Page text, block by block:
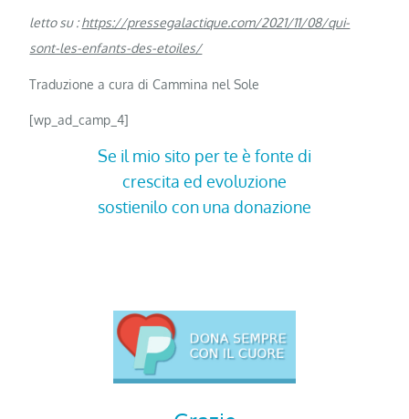
letto su :https://pressegalactique.com/2021/11/08/qui-
sont-les-enfants-des-etoiles/
Traduzione a cura di Cammina nel Sole
[wp_ad_camp_4]
Se il mio sito per te è fonte di
crescita ed evoluzione
sostienilo con una donazione